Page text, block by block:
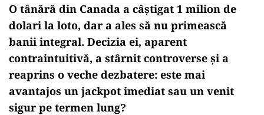
O tânără din Canada a câștigat 1 milion de
dolari la loto, dar a ales să nu primească
banii integral. Decizia ei, aparent
contraintuitivă, a stârnit controverse și a
reaprins o veche dezbatere: este mai
avantajos un jackpot imediat sau un venit
sigur pe termen lung?